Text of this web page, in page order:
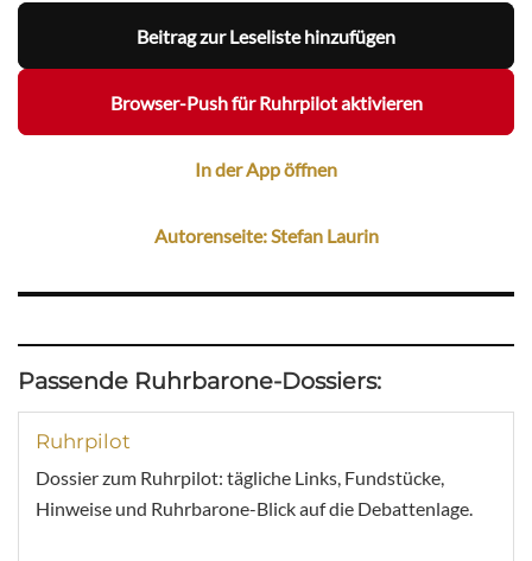
Beitrag zur Leseliste hinzufügen
Browser-Push für Ruhrpilot aktivieren
In der App öffnen
Autorenseite: Stefan Laurin
Passende Ruhrbarone-Dossiers:
Ruhrpilot
Dossier zum Ruhrpilot: tägliche Links, Fundstücke,
Hinweise und Ruhrbarone-Blick auf die Debattenlage.